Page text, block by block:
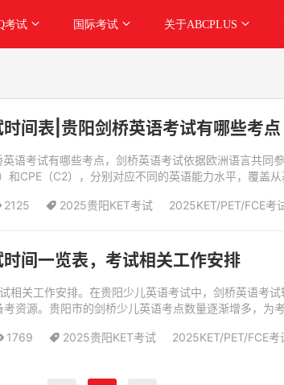
考试 国际考试 关于ABCPLUS
间表|贵阳剑桥英语考试有哪些考点
语考试有哪些考点，剑桥英语考试依据欧洲语言共同
和CPE（C2），分别对应不同的英语能力水平，覆盖
2125 2025贵阳KET考试 2025KET/PET/FCE考
间一览表，考试相关工作安排
相关工作安排。在贵阳少儿英语考试中，剑桥英语考
资源。贵阳市的剑桥少儿英语考点数量逐渐增多，为
1769 2025贵阳KET考试 2025KET/PET/FCE考